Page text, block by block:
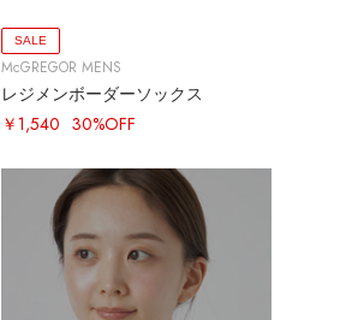
SALE
McGREGOR MENS
レジメンボーダーソックス
￥1,540 30%OFF